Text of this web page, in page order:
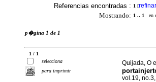
Referencias encontradas : 1 [refinar
Mostrando: 1 .. 1 en
p�gina 1 de 1
1 / 1
selecciona
para imprimir
Quijada, O
vol.19,